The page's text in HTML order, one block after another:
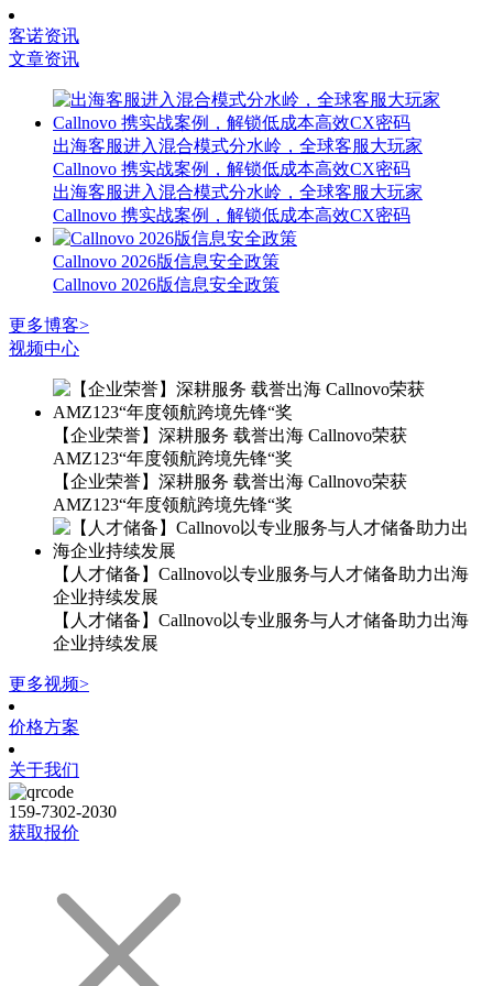
客诺资讯
文章资讯
出海客服进入混合模式分水岭，全球客服大玩家
Callnovo 携实战案例，解锁低成本高效CX密码
出海客服进入混合模式分水岭，全球客服大玩家
Callnovo 携实战案例，解锁低成本高效CX密码
Callnovo 2026版信息安全政策
Callnovo 2026版信息安全政策
更多博客>
视频中心
【企业荣誉】深耕服务 载誉出海 Callnovo荣获
AMZ123“年度领航跨境先锋“奖
【企业荣誉】深耕服务 载誉出海 Callnovo荣获
AMZ123“年度领航跨境先锋“奖
【人才储备】Callnovo以专业服务与人才储备助力出海
企业持续发展
【人才储备】Callnovo以专业服务与人才储备助力出海
企业持续发展
更多视频>
价格方案
关于我们
159-7302-2030
获取报价